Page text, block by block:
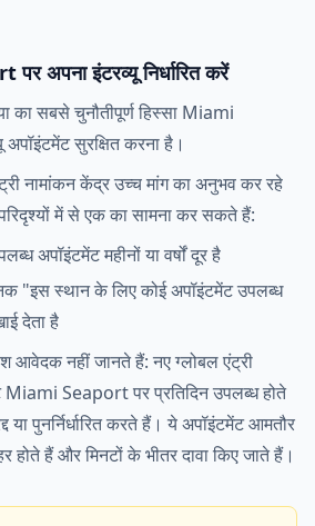
अपना इंटरव्यू निर्धारित करें
का सबसे चुनौतीपूर्ण हिस्सा Miami
सुरक्षित करना है।
नामांकन केंद्र उच्च मांग का अनुभव कर रहे
में से एक का सामना कर सकते हैं:
अपॉइंटमेंट महीनों या वर्षों दूर है
"इस स्थान के लिए कोई अपॉइंटमेंट उपलब्ध
देता है
आवेदक नहीं जानते हैं: नए ग्लोबल एंट्री
Miami Seaport पर प्रतिदिन उपलब्ध होते
पुनर्निर्धारित करते हैं। ये अपॉइंटमेंट आमतौर
होते हैं और मिनटों के भीतर दावा किए जाते हैं।